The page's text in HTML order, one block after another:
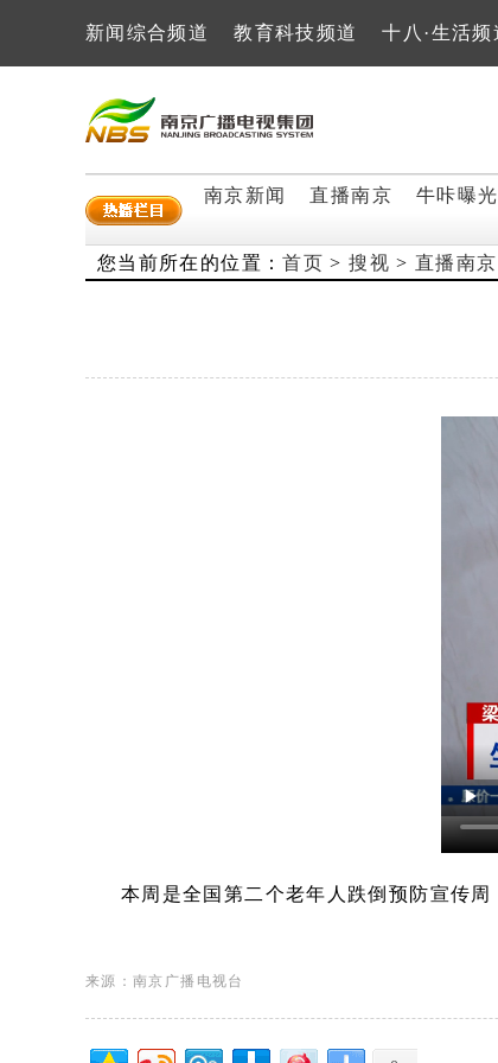
新闻综合频道 教育科技频道 十八·生活频
南京新闻 直播南京 牛咔曝
您当前所在的位置：首页 >搜视 > 直播南京
本周是全国第二个老年人跌倒预防宣传
来源：南京广播电视台